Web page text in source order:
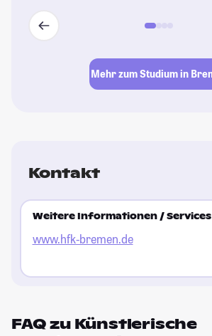
Mehr zum Studium in
Kontakt
Weitere Informationen / Services
www.hfk-bremen.de
FAQ zu Künstlerische